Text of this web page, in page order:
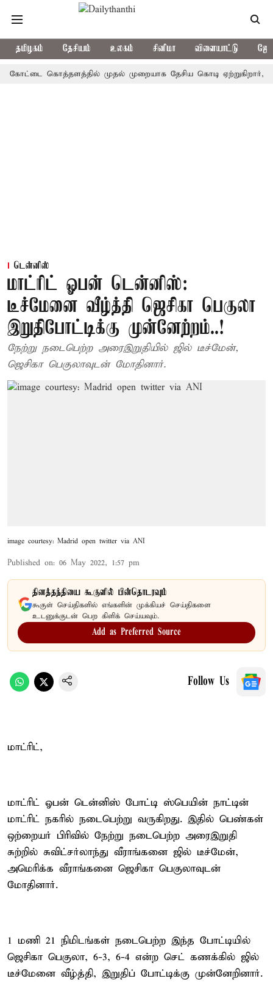
தமிழகம் தேசியம் உலகம் சினிமா விளையாட்டு
கொத்தளத்தில் முதல் முறையாக தேசிய கொடி ஏற்றுகிறார், முதல்-
டென்னிஸ்
மாட்ரிட் ஓபன் டென்னிஸ்:
டீச்மேனை வீழ்த்தி ஜெசிகா பெகுலா
இறுதிபோட்டிக்கு முன்னேற்றம்..!
நேற்று நடைபெற்ற அரைஇறுதியில் ஜில் டீச்மேன்,
ஜெசிகா பெகுலாவுடன் மோதினார்.
image courtesy: Madrid open twitter via ANI
Published on: 06 May 2022, 1:57 pm
தினத்தந்தியை கூகுளில் பின்தொடரவும்
கூகுள் செய்திகளில் எங்களின் முக்கியச் செய்திகளை
உடனுக்குடன் பெற கிளிக் செய்யவும்.
Add as Preferred Source
Follow Us
மாட்ரிட்,
மாட்ரிட் ஓபன் டென்னிஸ் போட்டி ஸ்பெயின் நாட்டின்
மாட்ரிட் நகரில் நடைபெற்று வருகிறது. இதில் பெண்கள்
ஒற்றையர் பிரிவில் நேற்று நடைபெற்ற அரைஇறுதி
சுற்றில் சுவிட்சர்லாந்து வீராங்கனை ஜில் டீச்மேன்,
அமெரிக்க வீராங்கனை ஜெசிகா பெகுலாவுடன்
மோதினார்.
1 மணி 21 நிமிடங்கள் நடைபெற்ற இந்த போட்டியில்
ஜெசிகா பெகுலா, 6-3, 6-4 என்ற செட் கணக்கில் ஜில்
டீச்மேனை வீழ்த்தி, இறுதிப் போட்டிக்கு முன்னேறினார்.